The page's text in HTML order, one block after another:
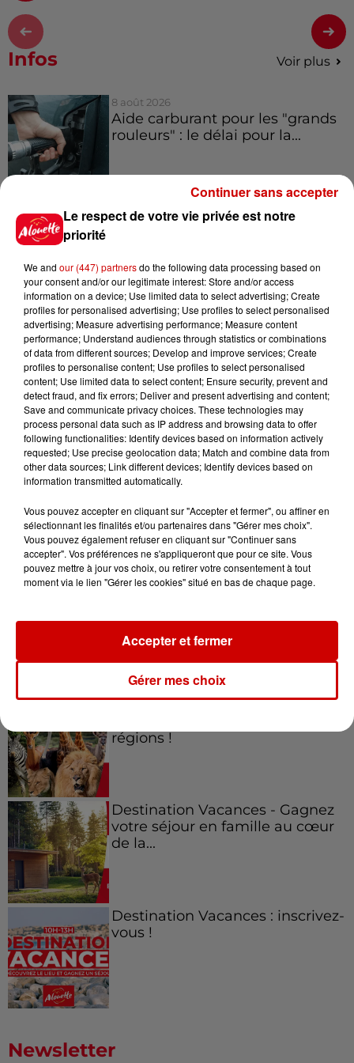
Infos Voir plus
8 août 2026
Aide carburant pour les "grands
rouleurs" : le délai pour la...
Royan : elle tente d’écraser son
8 août 2026
Cambriolages : plus de 18 000
logements visités en juillet 2026,
en...
7 août 2026
Pape Léon XIV en France : quel
est son programme ?
Jeux Voir plus
à Coulon !
Le Duel - Gagnez vos entrées
régions !
Destination Vacances - Gagnez
votre séjour en famille au cœur
de la...
Destination Vacances : inscrivez-
vous !
Newsletter
Le respect de votre vie privée est notre
priorité
We and our (447) partnersdo the following data processing based on
your consent and/or our legitimate interest: Store and/or access
information on a device; Use limited data to select advertising; Create
profiles for personalised advertising; Use profiles to select personalised
advertising; Measure advertising performance; Measure content
performance; Understand audiences through statistics or combinations
of data from different sources; Develop and improve services; Create
profiles to personalise content; Use profiles to select personalised
content; Use limited data to select content; Ensure security, prevent and
detect fraud, and fix errors; Deliver and present advertising and content;
Save and communicate privacy choices. These technologies may
process personal data such as IP address and browsing data to offer
following functionalities: Identify devices based on information actively
requested; Use precise geolocation data; Match and combine data from
other data sources; Link different devices; Identify devices based on
information transmitted automatically.
Vous pouvez accepter en cliquant sur "Accepter et fermer", ou affiner en
sélectionnant les finalités et/ou partenaires dans "Gérer mes choix".
Vous pouvez également refuser en cliquant sur "Continuer sans
accepter". Vos préférences ne s'appliqueront que pour ce site. Vous
pouvez mettre à jour vos choix, ou retirer votre consentement à tout
moment via le lien "Gérer les cookies" situé en bas de chaque page.
Gérer mes choix
Accepter et fermer
Continuer sans accepter